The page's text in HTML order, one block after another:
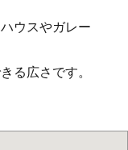
ウスやガレー
る広さです。